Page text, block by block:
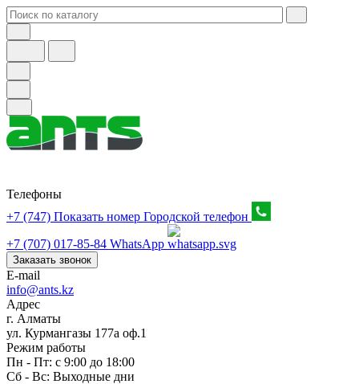
Телефоны
+7 (747) Показать номер Городской телефон
+7 (707) 017-85-84 WhatsApp
Заказать звонок
E-mail
info@ants.kz
Адрес
г. Алматы
ул. Курмангазы 177а оф.1
Режим работы
Пн - Пт: с 9:00 до 18:00
Сб - Вс: Выходные дни